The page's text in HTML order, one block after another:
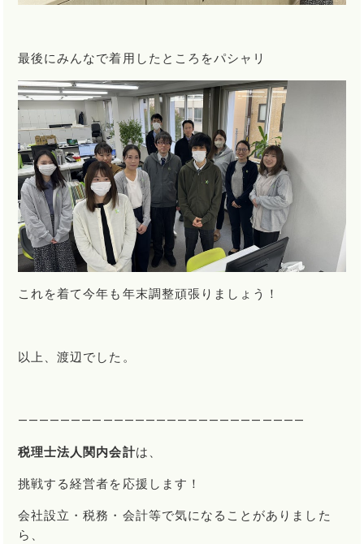
最後にみんなで着用したところをパシャリ
これを着て今年も年末調整頑張りましょう！
以上、渡辺でした。
―――――――――――――――――――――――――――
税理士法人関内会計は、
挑戦する経営者を応援します！
会社設立・税務・会計等で気になることがありました
ら、